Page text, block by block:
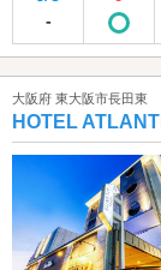
-
大阪府 東大阪市長田東
HOTEL